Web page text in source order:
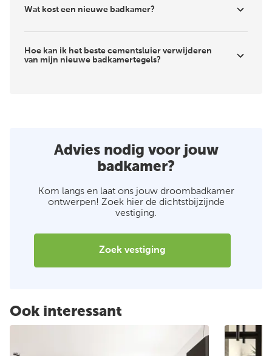
Wat kost een nieuwe badkamer?
Hoe kan ik het beste cementsluier verwijderen
van mijn nieuwe badkamertegels?
Advies nodig voor jouw
badkamer?
Kom langs en laat ons jouw droombadkamer
ontwerpen! Zoek hier de dichtstbijzijnde
vestiging.
Zoek vestiging
Ook interessant